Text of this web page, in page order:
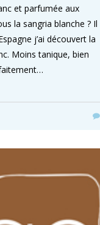
et parfumée aux
la sangria blanche ? Il
j’ai découvert la
Moins tanique, bien